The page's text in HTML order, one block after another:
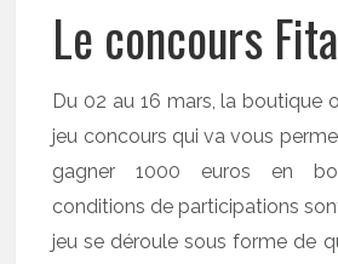
Le concours
Du 02 au 16 mars, la boutique
jeu concours qui va vous
gagner 1000 euros en
conditions de participations
jeu se déroule sous forme de